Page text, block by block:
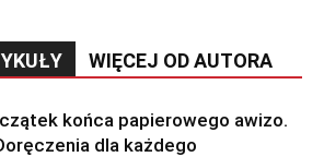
WIĘCEJ OD AUTORA
końca papierowego awizo.
dla każdego